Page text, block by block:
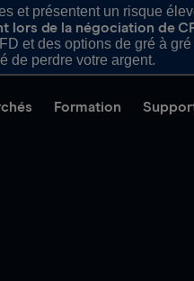
et présentent un risque
lors de la négociation de
et des options de gré à
de perdre votre argent.
Formation